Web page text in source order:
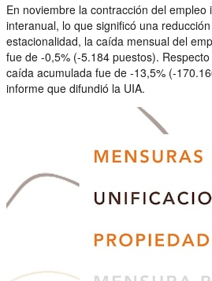
En noviembre la contracción del empleo
interanual, lo que significó una
estacionalidad, la caída mensual del
fue de -0,5% (-5.184 puestos).
caída acumulada fue de -13,5% (-
informe que difundió la UIA.